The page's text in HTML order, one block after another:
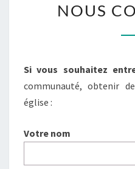
NOUS
Si vous souhaitez
communauté, obtenir
église :
Votre nom